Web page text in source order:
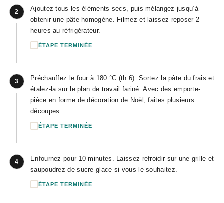
2
Ajoutez tous les éléments secs, puis mélangez jusqu’à
obtenir une pâte homogène. Filmez et laissez reposer 2
heures au réfrigérateur.
ÉTAPE TERMINÉE
3
Préchauffez le four à 180 °C (th.6). Sortez la pâte du frais et
étalez-la sur le plan de travail fariné. Avec des emporte-
pièce en forme de décoration de Noël, faites plusieurs
découpes.
ÉTAPE TERMINÉE
4
Enfournez pour 10 minutes. Laissez refroidir sur une grille et
saupoudrez de sucre glace si vous le souhaitez.
ÉTAPE TERMINÉE